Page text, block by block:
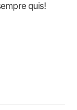
quis!